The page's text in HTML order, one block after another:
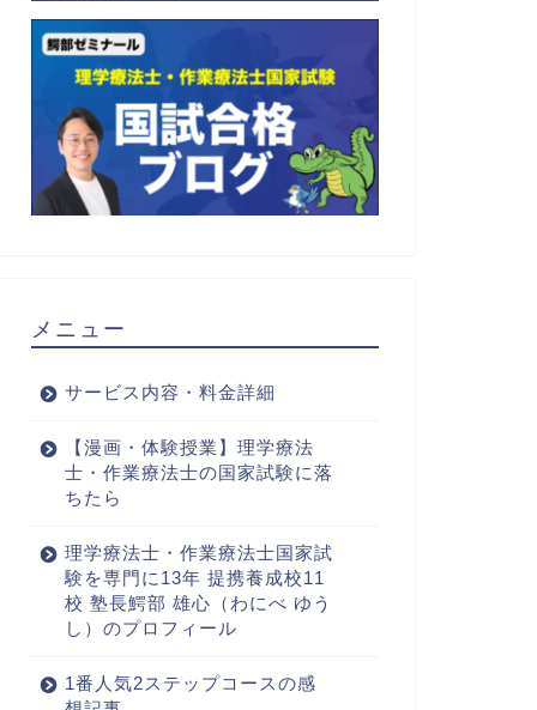
メニュー
サービス内容・料金詳細
【漫画・体験授業】理学療法
士・作業療法士の国家試験に落
ちたら
理学療法士・作業療法士国家試
験を専門に13年 提携養成校11
校 塾長鰐部 雄心（わにべ ゆう
し）のプロフィール
1番人気2ステップコースの感